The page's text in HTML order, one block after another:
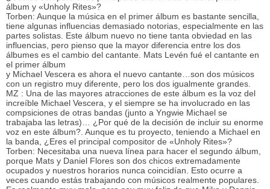
álbum y «Unholy Rites»?
Torben: Aunque la música en el primer álbum es bastante sencilla,
tiene algunas influencias demasiado notorias, especialmente en las
partes solistas. Este álbum nuevo no tiene tanta obviedad en las
influencias, pero pienso que la mayor diferencia entre los dos
álbumes es el cambio del cantante. Mats Levén fué el cantante en
el primer álbum
y Michael Vescera es ahora el nuevo cantante…son dos músicos
con un registro muy diferente, pero los dos igualmente grandes.
MZ : Una de las mayores atracciones de este álbum es la voz del
increíble Michael Vescera, y el siempre se ha involucrado en las
compsiciones de otras bandas (junto a Yngwie Michael se
trabajaba las letras)… ¿Por qué de la decisión de incluir su enorme
voz en este álbum?. Aunque es tu proyecto, teniendo a Michael en
la banda, ¿Eres el principal compositor de «Unholy Rites»?
Torben: Necesitaba una nueva línea para hacer el segundo álbum,
porque Mats y Daniel Flores son dos chicos extremadamente
ocupados y nuestros horarios nunca coincidían. Esto ocurre a
veces cuando estás trabajando con músicos realmente populares.